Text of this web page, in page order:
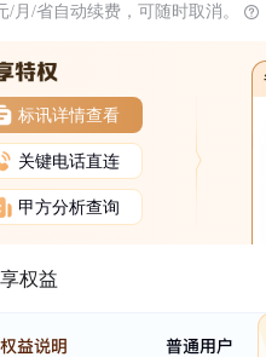
/月/省自动续费，可随时取消。
标讯详情查看
关键电话直连
甲方分析查询
权益